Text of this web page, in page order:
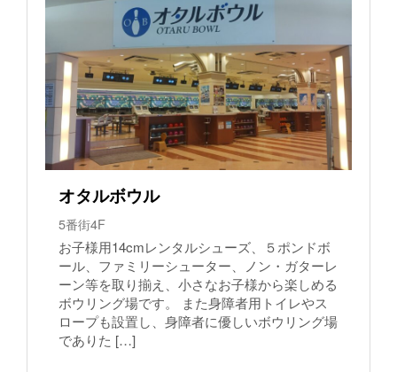
オタルボウル
5番街4F
お子様用14cmレンタルシューズ、５ポンドボ
ール、ファミリーシューター、ノン・ガターレ
ーン等を取り揃え、小さなお子様から楽しめる
ボウリング場です。 また身障者用トイレやス
ロープも設置し、身障者に優しいボウリング場
でありた […]